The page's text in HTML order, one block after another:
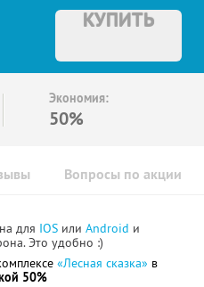
КУПИТЬ
Экономия:
50%
Вопросы по акции
для IOS или Android и
Это удобно :)
«Лесная сказка» в
50%